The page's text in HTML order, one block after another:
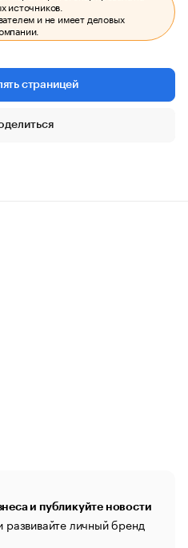
источников.
и не имеет деловых
страницей
и публикуйте новости
развивайте личный бренд